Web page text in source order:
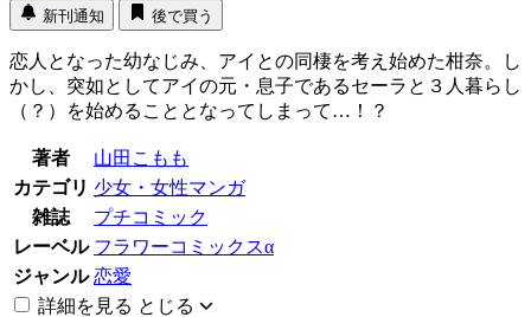
新刊通知 後で買う
恋人となった幼なじみ、アイとの同棲を考え始めた柑奈。し
かし、突如としてアイの元・息子であるセーラと３人暮らし
（？）を始めることとなってしまって…！？
著者
山田こもも
カテゴリ 少女・女性マンガ
雑誌
プチコミック
レーベル フラワーコミックスα
ジャンル 恋愛
詳細を見る とじる